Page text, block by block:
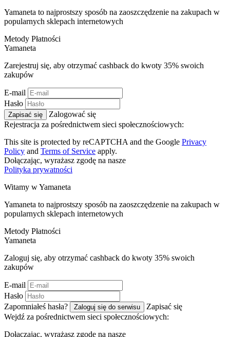
Yamaneta to najprostszy sposób na zaoszczędzenie na zakupach w
popularnych sklepach internetowych
Metody Płatności
Yamaneta
Zarejestruj się, aby otrzymać cashback do kwoty 35% swoich
zakupów
E-mail
Hasło
Zapisać się
Zalogować się
Rejestracja za pośrednictwem sieci społecznościowych:
This site is protected by reCAPTCHA and the Google Privacy
Policy and Terms of Service apply.
Dołączając, wyrażasz zgodę na nasze
Polityka prywatności
Witamy wYamaneta
Yamaneta to najprostszy sposób na zaoszczędzenie na zakupach w
popularnych sklepach internetowych
Metody Płatności
Yamaneta
Zaloguj się, aby otrzymać cashback do kwoty 35% swoich
zakupów
E-mail
Hasło
Zapomniałeś hasła?
Zaloguj się do serwisu
Zapisać się
Wejdź za pośrednictwem sieci społecznościowych:
Dołączając, wyrażasz zgodę na nasze